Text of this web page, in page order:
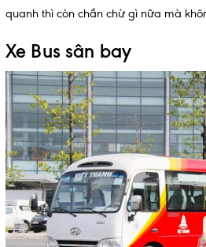
quanh thì còn chần chừ gì nữa mà
Xe Bus sân bay